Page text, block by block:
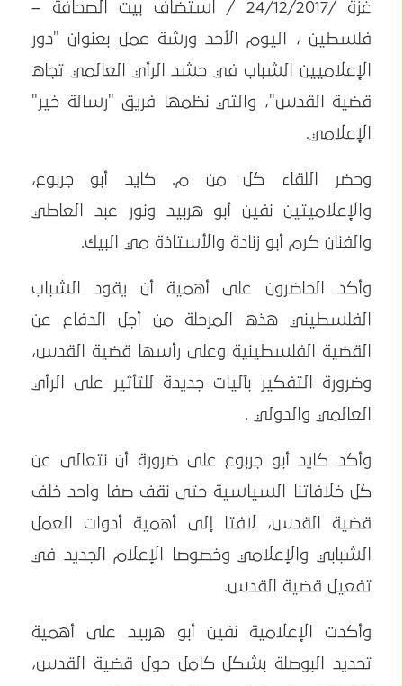
غزة /24/12/2017 / استضاف بيت الصحافة –
فلسطين ، اليوم الأحد ورشة عمل بعنوان "دور
الإعلاميين الشباب في حشد الرأي العالمي تجاه
قضية القدس"، والتي نظمها فريق "رسالة خير"
الإعلامي.
وحضر اللقاء كل من م. كايد أبو جربوع،
والإعلاميتين نفين أبو هربيد ونور عبد العاطي
والفنان كرم أبو زنادة والأستاذة مي البيك.
وأكد الحاضرون على أهمية أن يقود الشباب
الفلسطيني هذه المرحلة من أجل الدفاع عن
القضية الفلسطينية وعلى رأسها قضية القدس،
وضرورة التفكير بآليات جديدة للتأثير على الرأي
العالمي والدولي .
وأكد كايد أبو جربوع على ضرورة أن نتعالى عن
كل خلافاتنا السياسية حتى نقف صفا واحد خلف
قضية القدس، لافتا إلى أهمية أدوات العمل
الشبابي والإعلامي وخصوصا الإعلام الجديد في
تفعيل قضية القدس.
وأكدت الإعلامية نفين أبو هربيد على أهمية
تحديد البوصلة بشكل كامل حول قضية القدس،